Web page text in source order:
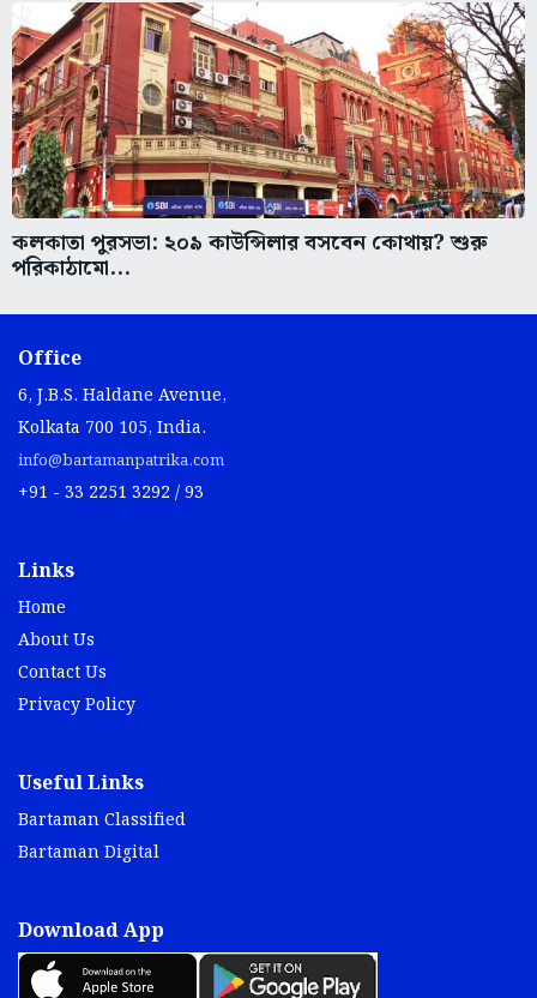
কলকাতা পুরসভা: ২০৯ কাউন্সিলার বসবেন কোথায়? শুরু
পরিকাঠামো...
Office
6, J.B.S. Haldane Avenue,
Kolkata 700 105, India.
info@bartamanpatrika.com
+91 - 33 2251 3292 / 93
Links
Home
About Us
Contact Us
Privacy Policy
Useful Links
Bartaman Classified
Bartaman Digital
Download App